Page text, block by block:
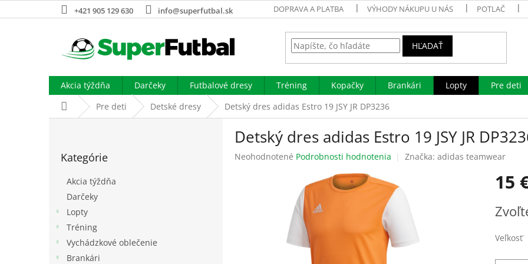
na
+421 905 129 630 info@superfutbal.sk DOPRAVA A PLATBA VÝHODY NÁKUPU U NÁS POTLAČ
HĽADAŤ
Akcia týždňa Darčeky Futbalové dresy Tréning Kopačky Brankári Lopty Pre deti
DomovPre deti Detské dresy Detský dres adidas Estro 19 JSY JR DP3236
kategórie
Kategórie
Akcia týždňa
Darčeky
Lopty
Tréning
Vychádzkové oblečenie
Brankári
Detský dres adidas Estro 19 JSY JR
Priemerné
Neohodnotené Podrobnosti hodnotenia Značka: adidas teamwear
15
cena:
Veľkosť